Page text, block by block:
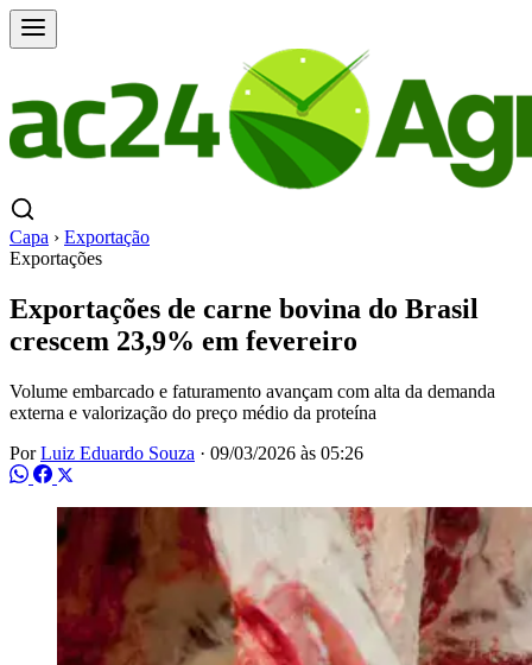
Capa › Exportação
Exportações
Exportações de carne bovina do Brasil
crescem 23,9% em fevereiro
Volume embarcado e faturamento avançam com alta da demanda
externa e valorização do preço médio da proteína
PorLuiz Eduardo Souza · 09/03/2026 às 05:26